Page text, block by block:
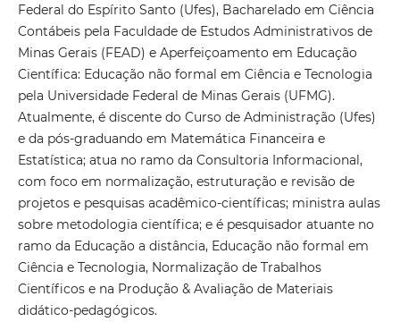
Federal do Espírito Santo (Ufes), Bacharelado em Ciência
Contábeis pela Faculdade de Estudos Administrativos de
Minas Gerais (FEAD) e Aperfeiçoamento em Educação
Científica: Educação não formal em Ciência e Tecnologia
pela Universidade Federal de Minas Gerais (UFMG).
Atualmente, é discente do Curso de Administração (Ufes)
e da pós-graduando em Matemática Financeira e
Estatística; atua no ramo da Consultoria Informacional,
com foco em normalização, estruturação e revisão de
projetos e pesquisas acadêmico-científicas; ministra aulas
sobre metodologia científica; e é pesquisador atuante no
ramo da Educação a distância, Educação não formal em
Ciência e Tecnologia, Normalização de Trabalhos
Científicos e na Produção & Avaliação de Materiais
didático-pedagógicos.